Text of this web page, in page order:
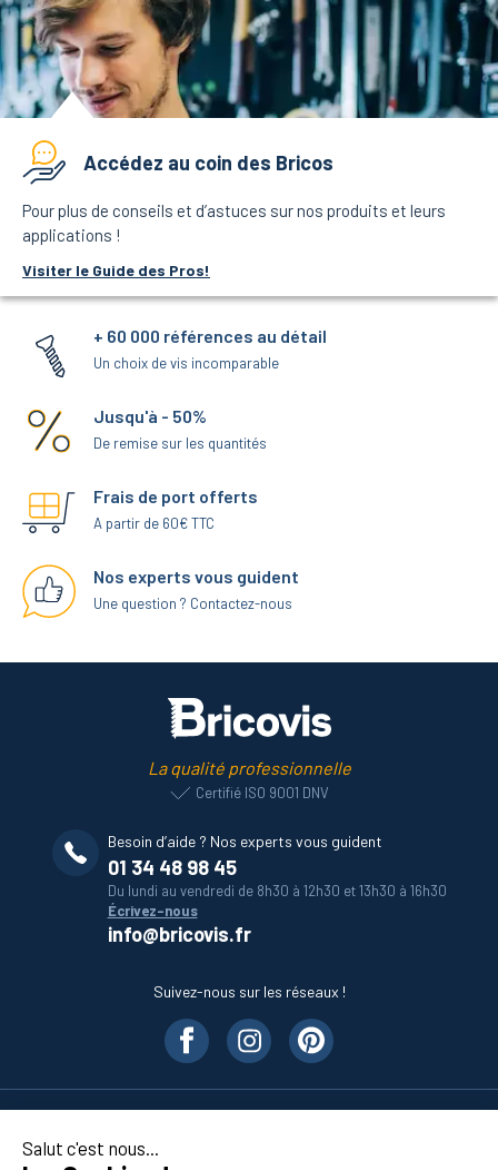
Salut c'est nous...
Accédez au coin des Bricos
Pour plus de conseils et d’astuces sur nos produits et leurs
applications !
Visiter le Guide des Pros!
+ 60 000 références au détail
Un choix de vis incomparable
Jusqu'à - 50%
De remise sur les quantités
Frais de port offerts
A partir de 60€ TTC
Nos experts vous guident
Une question ? Contactez-nous
La qualité professionnelle
Certifié ISO 9001 DNV
Besoin d’aide ? Nos experts vous guident
01 34 48 98 45
Du lundi au vendredi de 8h30 à 12h30 et 13h30 à 16h30
Écrivez-nous
info@bricovis.fr
Suivez-nous sur les réseaux !